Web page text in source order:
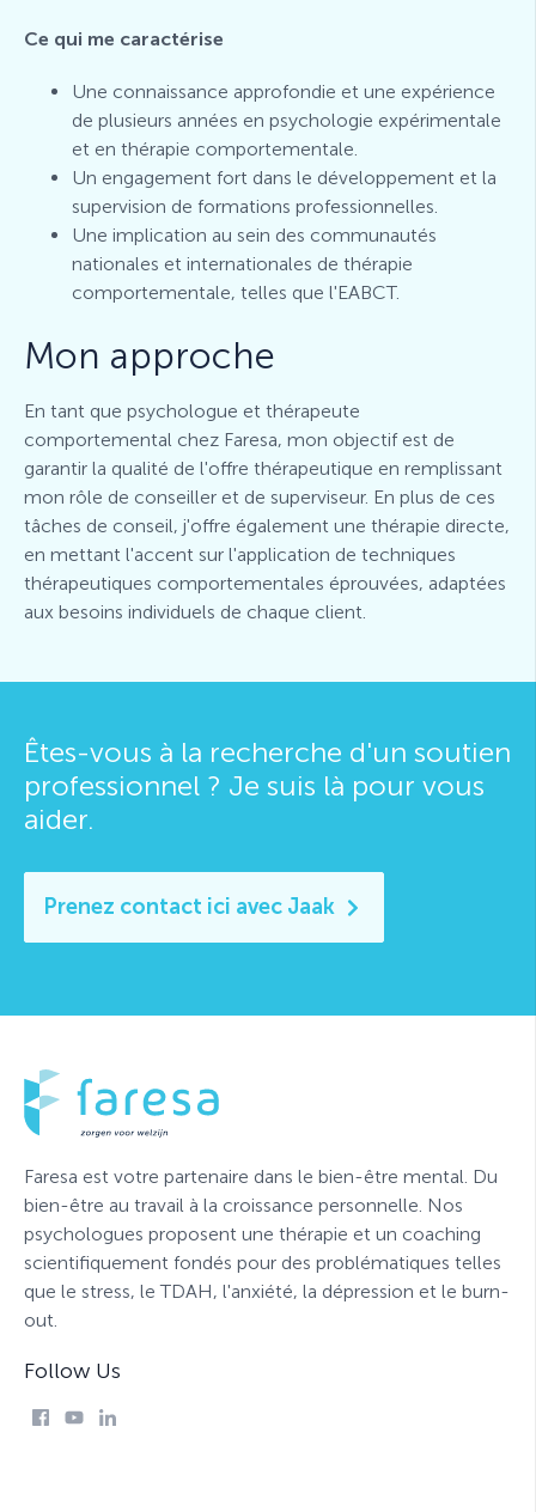
Ce qui me caractérise
Une connaissance approfondie et une expérience
de plusieurs années en psychologie expérimentale
et en thérapie comportementale.
Un engagement fort dans le développement et la
supervision de formations professionnelles.
Une implication au sein des communautés
nationales et internationales de thérapie
comportementale, telles que l'EABCT.
Mon approche
En tant que psychologue et thérapeute
comportemental chez Faresa, mon objectif est de
garantir la qualité de l'offre thérapeutique en remplissant
mon rôle de conseiller et de superviseur. En plus de ces
tâches de conseil, j'offre également une thérapie directe,
en mettant l'accent sur l'application de techniques
thérapeutiques comportementales éprouvées, adaptées
aux besoins individuels de chaque client.
Êtes-vous à la recherche d'un soutien
professionnel ? Je suis là pour vous
aider.
Prenez contact ici avec Jaak
Faresa est votre partenaire dans le bien-être mental. Du
bien-être au travail à la croissance personnelle. Nos
psychologues proposent une thérapie et un coaching
scientifiquement fondés pour des problématiques telles
que le stress, le TDAH, l'anxiété, la dépression et le burn-
out.
Follow Us